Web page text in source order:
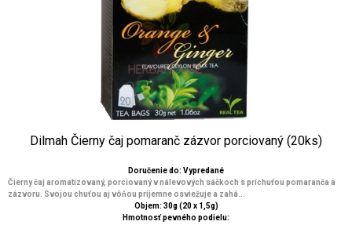
Dilmah Čierny čaj pomaranč zázvor porciovaný (20ks)
Doručenie do: Vypredané
Čierny čaj aromatizovaný, porciovaný v nálevových sáčkoch s príchuťou pomaranča a
zázvoru. Svojou chuťou aj vôňou príjemne osviežuje a zahá...
Objem: 30g (20 x 1,5g)
Hmotnosť pevného podielu: